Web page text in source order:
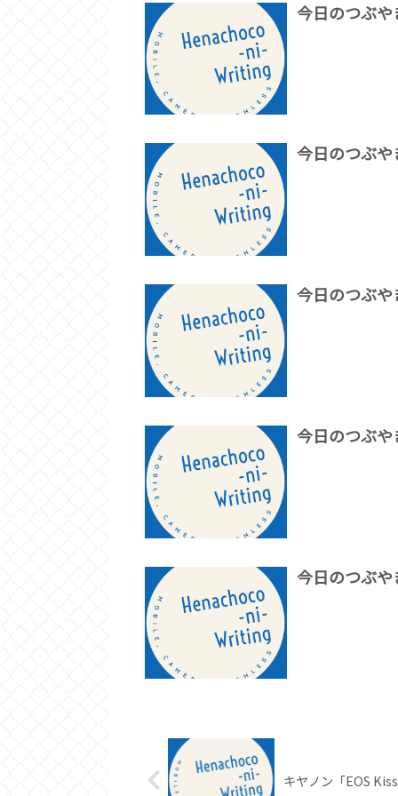
今日のつぶや
今日のつぶや
今日のつぶや
今日のつぶや
今日のつぶや
キヤノン「EOS Kiss